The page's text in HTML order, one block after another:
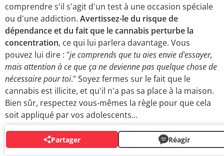
comprendre s'il s'agit d'un test à une occasion spéciale
ou d'une addiction. Avertissez-le du risque de
dépendance et du fait que le cannabis perturbe la
concentration, ce qui lui parlera davantage. Vous
pouvez lui dire : "je comprends que tu aies envie d'essayer,
mais attention à ce que ça ne devienne pas quelque chose de
nécessaire pour toi." Soyez fermes sur le fait que le
cannabis est illicite, et qu'il n'a pas sa place à la maison.
Bien sûr, respectez vous-mêmes la règle pour que cela
soit appliqué par vos adolescents...
Partager Réagir
AUTOUR DU MÊME SUJET